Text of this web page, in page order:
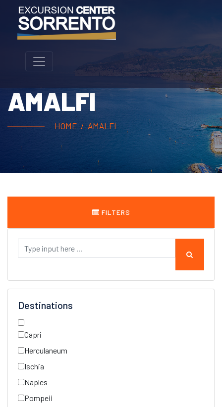
AMALFI
HOME AMALFI
FILTERS
Destinations
Capri
Herculaneum
Ischia
Naples
Pompeii